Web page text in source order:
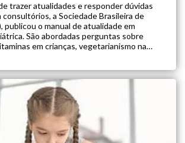
trazer atualidades e responder dúvidas
a Sociedade Brasileira de
publicou o manual de atualidade em
São abordadas perguntas sobre
em crianças, vegetarianismo na